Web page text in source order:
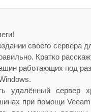
своего сервера
Кратко
работающих под
удалённый
при помощи